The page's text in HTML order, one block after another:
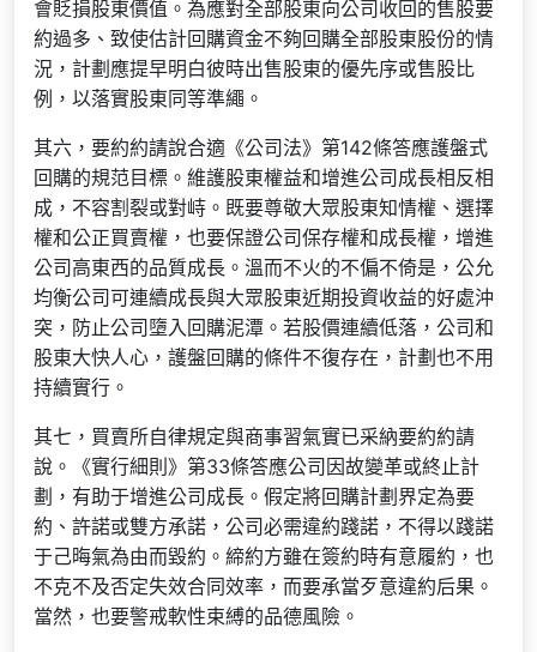
會貶損股東價值。為應對全部股東向公司收回的售股要
約過多、致使估計回購資金不夠回購全部股東股份的情
況，計劃應提早明白彼時出售股東的優先序或售股比
例，以落實股東同等準繩。
其六，要約約請說合適《公司法》第142條答應護盤式
回購的規范目標。維護股東權益和增進公司成長相反相
成，不容割裂或對峙。既要尊敬大眾股東知情權、選擇
權和公正買賣權，也要保證公司保存權和成長權，增進
公司高東西的品質成長。溫而不火的不偏不倚是，公允
均衡公司可連續成長與大眾股東近期投資收益的好處沖
突，防止公司墮入回購泥潭。若股價連續低落，公司和
股東大快人心，護盤回購的條件不復存在，計劃也不用
持續實行。
其七，買賣所自律規定與商事習氣實已采納要約約請
說。《實行細則》第33條答應公司因故變革或終止計
劃，有助于增進公司成長。假定將回購計劃界定為要
約、許諾或雙方承諾，公司必需違約踐諾，不得以踐諾
于己晦氣為由而毀約。締約方雖在簽約時有意履約，也
不克不及否定失效合同效率，而要承當歹意違約后果。
當然，也要警戒軟性束縛的品德風險。